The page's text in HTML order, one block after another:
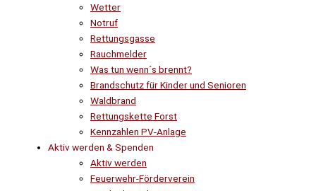
Wetter
Notruf
Rettungsgasse
Rauchmelder
Was tun wenn´s brennt?
Brandschutz für Kinder und Senioren
Waldbrand
Rettungskette Forst
Kennzahlen PV-Anlage
Aktiv werden & Spenden
Aktiv werden
Feuerwehr-Förderverein